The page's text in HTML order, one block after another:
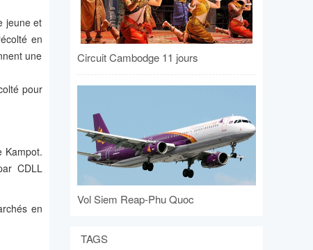
jeune et
en
une
pour
Kampot.
CDLL
en
Circuit Cambodge 11 jours
Vol Siem Reap-Phu Quoc
TAGS